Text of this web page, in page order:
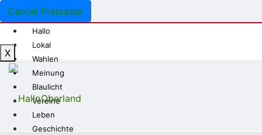
Cancel Preloader
Hallo
Lokal
Wahlen
Meinung
Blaulicht
Vereine
Leben
Geschichte
X